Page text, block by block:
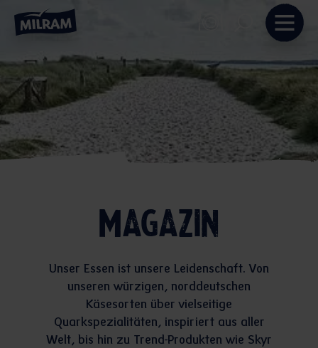
Magazin
Unser Essen ist unsere Leidenschaft. Von
unseren würzigen, norddeutschen
Käsesorten über vielseitige
Quarkspezialitäten, inspiriert aus aller
Welt, bis hin zu Trend-Produkten wie Skyr